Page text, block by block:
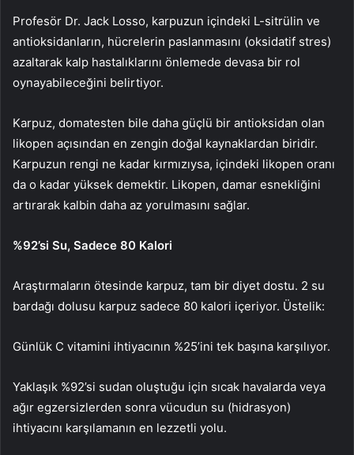
Profesör Dr. Jack Losso, karpuzun içindeki L-sitrülin ve
antioksidanların, hücrelerin paslanmasını (oksidatif stres)
azaltarak kalp hastalıklarını önlemede devasa bir rol
oynayabileceğini belirtiyor.
Karpuz, domatesten bile daha güçlü bir antioksidan olan
likopen açısından en zengin doğal kaynaklardan biridir.
Karpuzun rengi ne kadar kırmızıysa, içindeki likopen oranı
da o kadar yüksek demektir. Likopen, damar esnekliğini
artırarak kalbin daha az yorulmasını sağlar.
%92’si Su, Sadece 80 Kalori
Araştırmaların ötesinde karpuz, tam bir diyet dostu. 2 su
bardağı dolusu karpuz sadece 80 kalori içeriyor. Üstelik:
Günlük C vitamini ihtiyacının %25’ini tek başına karşılıyor.
Yaklaşık %92’si sudan oluştuğu için sıcak havalarda veya
ağır egzersizlerden sonra vücudun su (hidrasyon)
ihtiyacını karşılamanın en lezzetli yolu.